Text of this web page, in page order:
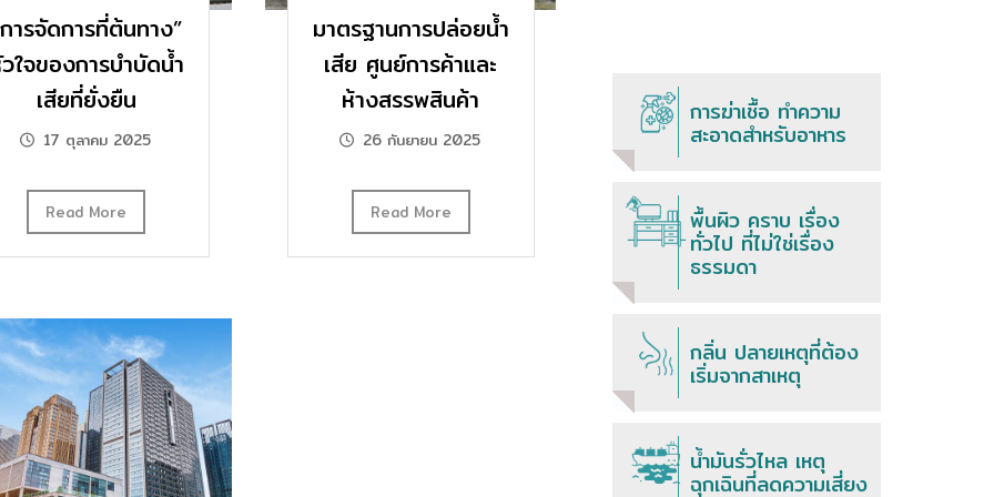
ารจัดการที่ต้นทาง”
ใจของการบำบัดน้ำ
เสียที่ยั่งยืน
17 ตุลาคม 2025
Read More
มาตรฐานการปล่อยน้ำ
เสีย ศูนย์การค้าและ
ห้างสรรพสินค้า
26 กันยายน 2025
Read More
การฆ่าเชื้อ ทำความ
สะอาดสำหรับอาหาร
พื้นผิว คราบ เรื่อง
ทั่วไป ที่ไม่ใช่เรื่อง
ธรรมดา
กลิ่น ปลายเหตุที่ต้อง
เริ่มจากสาเหตุ
น้ำมันรั่วไหล เหตุ
ฉุกเฉินที่ลดความเสี่ยง